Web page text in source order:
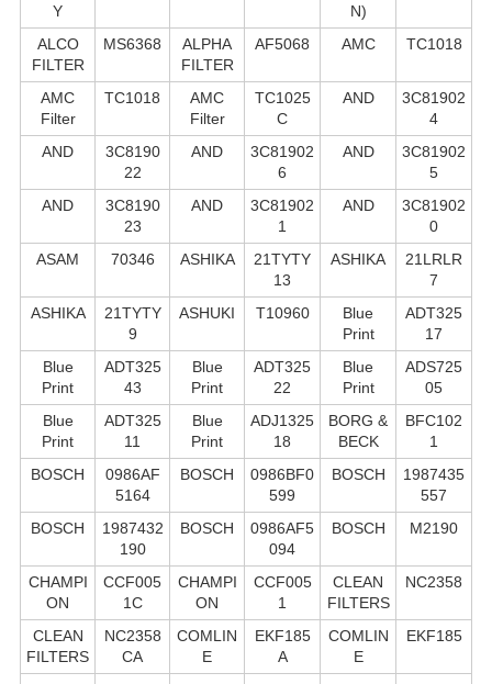
Y
N)
ALCO
FILTER
MS6368
ALPHA
FILTER
AF5068 AMC TC1018
AMC
Filter
TC1018
AMC
Filter
TC1025
C
AND
3C81902
4
AND
3C8190
22
AND
3C81902
6
AND
3C81902
5
AND
3C8190
23
AND
3C81902
1
AND
3C81902
0
ASAM
70346 ASHIKA
21TYTY
13
ASHIKA
21LRLR
7
ASHIKA
21TYTY
9
ASHUKI T10960
Blue
Print
ADT325
17
Blue
Print
ADT325
43
Blue
Print
ADT325
22
Blue
Print
ADS725
05
Blue
Print
ADT325
11
Blue
Print
ADJ1325
18
BORG &
BECK
BFC102
1
BOSCH
0986AF
5164
BOSCH
0986BF0
599
BOSCH
1987435
557
BOSCH
1987432
190
BOSCH
0986AF5
094
BOSCH M2190
CHAMPI
ON
CCF005
1C
CHAMPI
ON
CCF005
1
CLEAN
FILTERS
NC2358
CLEAN
FILTERS
NC2358
CA
COMLIN
E
EKF185
A
COMLIN
E
EKF185